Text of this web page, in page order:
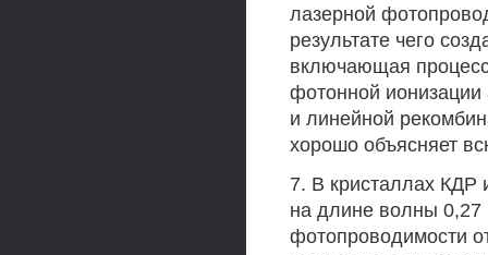
лазерной
результате чего
включающая
фотонной ионизации
и линейной
хорошо объясняет
7. В кристаллах
на длине волны 0,27
фотопроводимости